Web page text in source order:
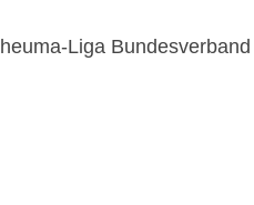
Liga Bundesverband